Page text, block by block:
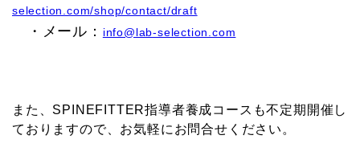
selection.com/shop/contact/draft
・メール： info@lab-selection.com
また、SPINEFITTER指導者養成コースも不定期開催し
ておりますので、お気軽にお問合せください。